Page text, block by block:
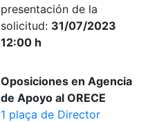
presentación de la
solicitud: 31/07/2023
12:00 h
Oposiciones en Agencia
de Apoyo al ORECE
1 plaça de Director